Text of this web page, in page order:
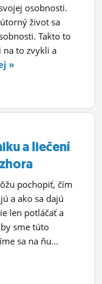
osobnosti.
život sa
Takto to
na to zvykli a
»
a liečení
pochopiť, čím
a ako sa dajú
len potláčať a
sme túto
sa na ňu...